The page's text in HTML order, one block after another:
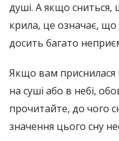
душі. А якщо
крила, це означає,
досить багато
Якщо вам приснилася
на суші або в небі,
прочитайте, до чого
значення цього сну